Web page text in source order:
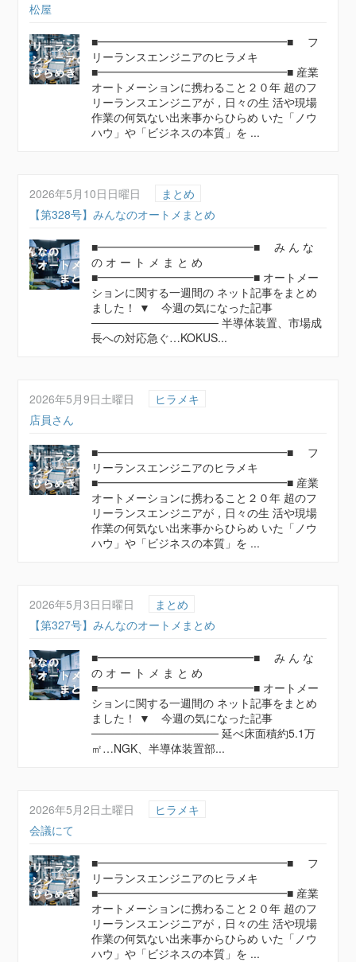
松屋
■━━━━━━━━━━━━━━━━━■ フ
リーランスエンジニアのヒラメキ
■━━━━━━━━━━━━━━━━━■ 産業
オートメーションに携わること２０年 超のフ
リーランスエンジニアが，日々の生 活や現場
作業の何気ない出来事からひらめ いた「ノウ
ハウ」や「ビジネスの本質」を ...
2026年5月10日日曜日
まとめ
【第328号】みんなのオートメまとめ
■━━━━━━━━━━━━━━■ み ん な
の オ ー ト メ ま と め
■━━━━━━━━━━━━━━■ オートメー
ションに関する一週間の ネット記事をまとめ
ました！ ▼ 今週の気になった記事
──────────────── 半導体装置、市場成
長への対応急ぐ…KOKUS...
2026年5月9日土曜日
ヒラメキ
店員さん
■━━━━━━━━━━━━━━━━━■ フ
リーランスエンジニアのヒラメキ
■━━━━━━━━━━━━━━━━━■ 産業
オートメーションに携わること２０年 超のフ
リーランスエンジニアが，日々の生 活や現場
作業の何気ない出来事からひらめ いた「ノウ
ハウ」や「ビジネスの本質」を ...
2026年5月3日日曜日
まとめ
【第327号】みんなのオートメまとめ
■━━━━━━━━━━━━━━■ み ん な
の オ ー ト メ ま と め
■━━━━━━━━━━━━━━■ オートメー
ションに関する一週間の ネット記事をまとめ
ました！ ▼ 今週の気になった記事
──────────────── 延べ床面積約5.1万
㎡…NGK、半導体装置部...
2026年5月2日土曜日
ヒラメキ
会議にて
■━━━━━━━━━━━━━━━━━■ フ
リーランスエンジニアのヒラメキ
■━━━━━━━━━━━━━━━━━■ 産業
オートメーションに携わること２０年 超のフ
リーランスエンジニアが，日々の生 活や現場
作業の何気ない出来事からひらめ いた「ノウ
ハウ」や「ビジネスの本質」を ...